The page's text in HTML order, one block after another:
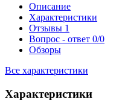
Описание
Характеристики
Отзывы 1
Вопрос - ответ 0/0
Обзоры
Все характеристики
Характеристики